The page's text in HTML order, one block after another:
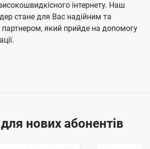
інтернету. Наш
стане для Вас надійним та
партнером, який прийде на допомогу
для нових абонентів